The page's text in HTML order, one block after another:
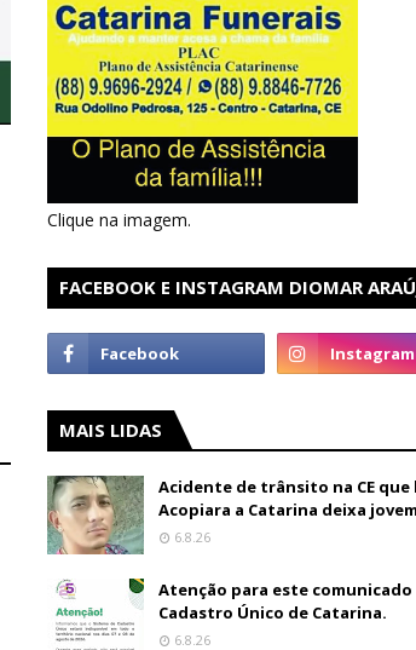
Clique na imagem.
FACEBOOK E INSTAGRAM DIOMAR
MAIS LIDAS
Acidente de trânsito na CE que
Acopiara a Catarina deixa
6.8.26
Atenção para este comunicado
Cadastro Único de Catarina.
6.8.26